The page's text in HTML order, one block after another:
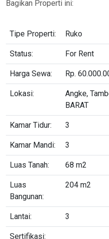
Bagikan Properti ini:
Tipe Properti: Ruko
Status: For Rent
Harga Sewa: Rp.
Lokasi:
Angke,
BARAT
Kamar Tidur: 3
Kamar Mandi: 3
Luas Tanah: 68 m2
Luas
Bangunan:
204 m2
Lantai: 3
Sertifikasi: